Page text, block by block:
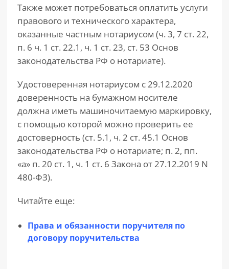
Также может потребоваться оплатить услуги
правового и технического характера,
оказанные частным нотариусом (ч. 3, 7 ст. 22,
п. 6 ч. 1 ст. 22.1, ч. 1 ст. 23, ст. 53 Основ
законодательства РФ о нотариате).
Удостоверенная нотариусом с 29.12.2020
доверенность на бумажном носителе
должна иметь машиночитаемую маркировку,
с помощью которой можно проверить ее
достоверность (ст. 5.1, ч. 2 ст. 45.1 Основ
законодательства РФ о нотариате; п. 2, пп.
«а» п. 20 ст. 1, ч. 1 ст. 6 Закона от 27.12.2019 N
480-ФЗ).
Читайте еще:
Права и обязанности поручителя по
договору поручительства